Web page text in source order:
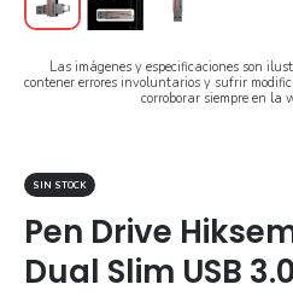
Las imágenes y especificaciones son
contener errores involuntarios y sufrir
corroborar siempre en la
SIN STOCK
Pen Drive
Dual Slim USB